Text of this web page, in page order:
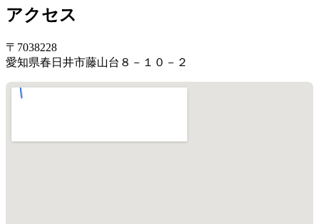
アクセス
〒7038228
愛知県春日井市藤山台８－１０－２